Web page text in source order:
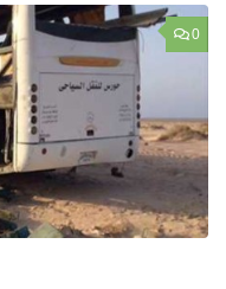
0